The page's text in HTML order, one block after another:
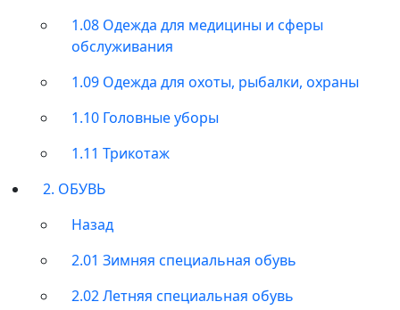
1.08 Одежда для медицины и сферы
обслуживания
1.09 Одежда для охоты, рыбалки, охраны
1.10 Головные уборы
1.11 Трикотаж
2. ОБУВЬ
Назад
2.01 Зимняя специальная обувь
2.02 Летняя специальная обувь